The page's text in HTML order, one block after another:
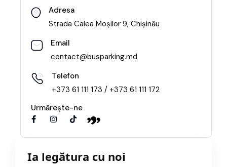
Adresa
Strada Calea Moşilor 9, Chișinău
Email
contact@busparking.md
Telefon
+373 61 111 173 / +373 61 111 172
Urmărește-ne
Ia legătura cu noi